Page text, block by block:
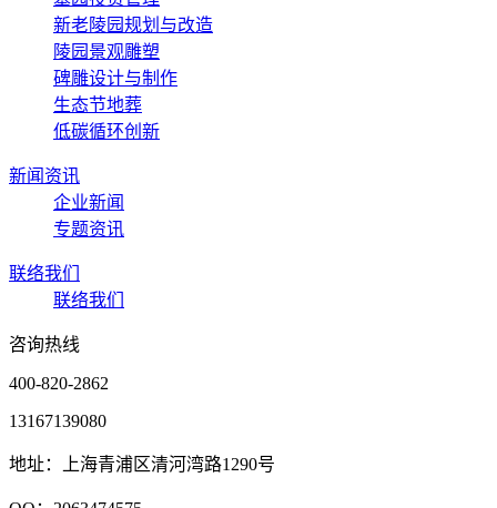
新老陵园规划与改造
陵园景观雕塑
碑雕设计与制作
生态节地葬
低碳循环创新
新闻资讯
企业新闻
专题资讯
联络我们
联络我们
咨询热线
400-820-2862
13167139080
地址：上海青浦区清河湾路1290号